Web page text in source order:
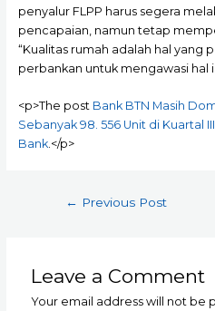
penyalur FLPP harus segera
pencapaian, namun tetap
“Kualitas rumah adalah hal yang
perbankan untuk mengawasi hal
<p>The post Bank BTN Masih
Sebanyak 98. 556 Unit di Kuartal III
Bank.</p>
← Previous Post
Leave a Comment
Your email address will not be